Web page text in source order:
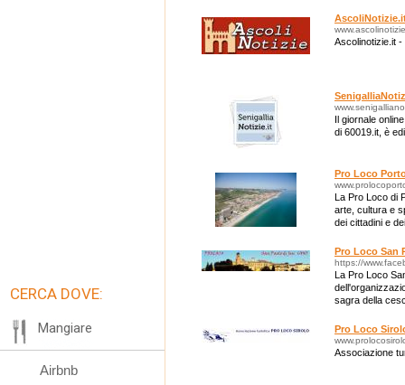
Ascolinotizie.it
Il giornale
di 60019.it, è
Pro Loco
La Pro Loco di
arte, cultura e
dei cittadini e
Pro Loco San
https://
La Pro Loco
sagra della
Pro Loco
Associazione
CERCA DOVE:
Mangiare
Airbnb